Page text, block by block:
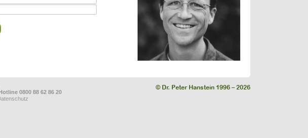
0800 88 62 86 20
© Dr. Peter Hanstein 1996 – 2026